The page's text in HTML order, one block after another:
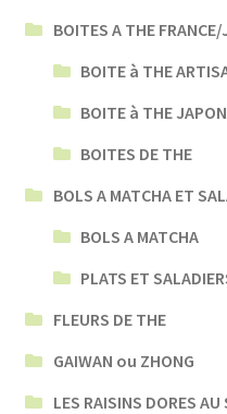
BOITES A THE
BOITE à THE
BOITE à THE
BOITES DE THE
BOLS A MATCHA ET
BOLS A MATCHA
PLATS ET
FLEURS DE THE
GAIWAN ou ZHONG
LES RAISINS DORES AU